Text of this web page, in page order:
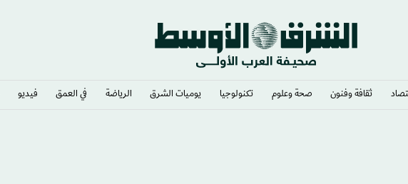
ثقافة وفنون صحة وعلوم تكنولوجيا يوميات الشرق​ الرياضة في العمق فيديو